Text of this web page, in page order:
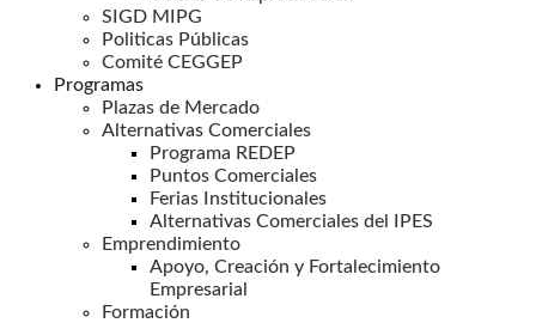
SIGD MIPG
Politicas Públicas
Comité CEGGEP
Programas
Plazas de Mercado
Alternativas Comerciales
Programa REDEP
Puntos Comerciales
Ferias Institucionales
Alternativas Comerciales del IPES
Emprendimiento
Apoyo, Creación y Fortalecimiento
Empresarial
Formación